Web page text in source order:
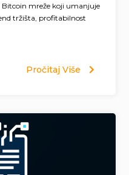
mreže koji umanjuje
tržišta, profitabilnost
Pročitaj Više